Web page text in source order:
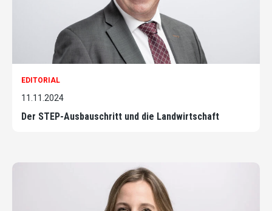
EDITORIAL
11.11.2024
Der STEP-Ausbauschritt und die Landwirtschaft